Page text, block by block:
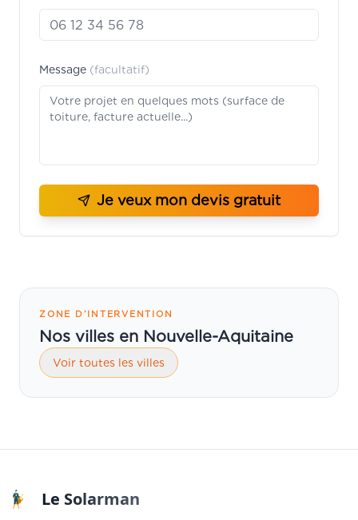
Message (facultatif)
Je veux mon devis gratuit
ZONE D’INTERVENTION
Nos villes en Nouvelle-Aquitaine
Voir toutes les villes
Le Solarman